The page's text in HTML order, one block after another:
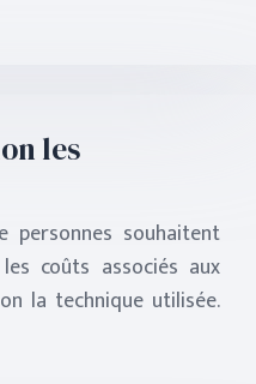
les
souhaitent
coûts associés aux
la technique utilisée.